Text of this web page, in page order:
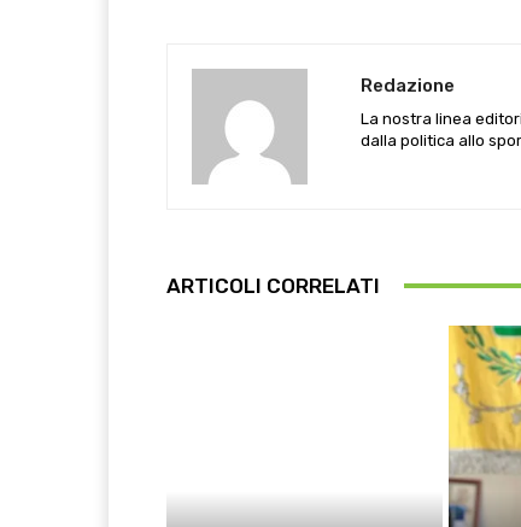
Redazione
La nostra linea
dalla politica allo
ARTICOLI CORRELATI